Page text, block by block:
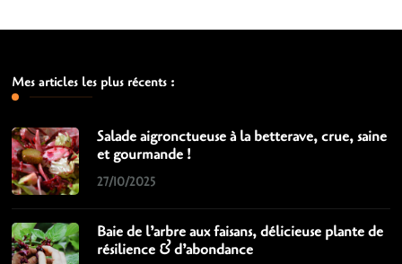
Mes articles les plus récents :
Salade aigronctueuse à la betterave, crue, saine
et gourmande !
27/10/2025
Baie de l’arbre aux faisans, délicieuse plante de
résilience & d’abondance